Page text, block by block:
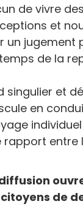
de vivre
et
un jugement
temps de la
singulier et
en
rapport
de